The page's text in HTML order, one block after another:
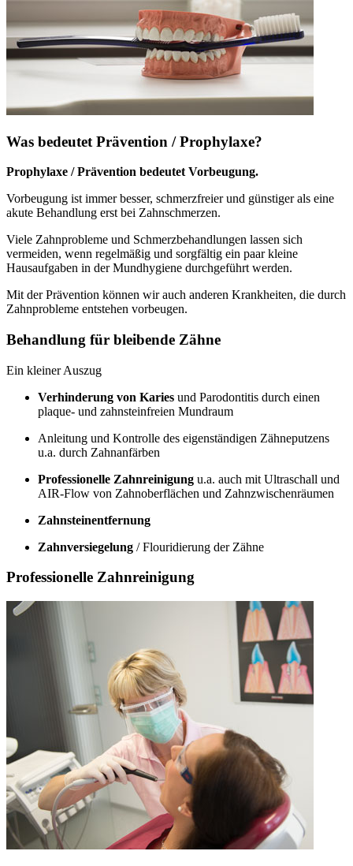
Was bedeutet Prävention / Prophylaxe?
Prophylaxe / Prävention bedeutet Vorbeugung.
Vorbeugung ist immer besser, schmerzfreier und günstiger als eine
akute Behandlung erst bei Zahnschmerzen.
Viele Zahnprobleme und Schmerzbehandlungen lassen sich
vermeiden, wenn regelmäßig und sorgfältig ein paar kleine
Hausaufgaben in der Mundhygiene durchgeführt werden.
Mit der Prävention können wir auch anderen Krankheiten, die durch
Zahnprobleme entstehen vorbeugen.
Behandlung für bleibende Zähne
Ein kleiner Auszug
Verhinderung von Karies und Parodontitis durch einen
plaque- und zahnsteinfreien Mundraum
Anleitung und Kontrolle des eigenständigen Zähneputzens
u.a. durch Zahnanfärben
Professionelle Zahnreinigung u.a. auch mit Ultraschall und
AIR-Flow von Zahnoberflächen und Zahnzwischenräumen
Zahnsteinentfernung
Zahnversiegelung / Flouridierung der Zähne
Professionelle Zahnreinigung